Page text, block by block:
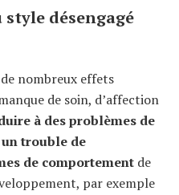
style désengagé
nombreux effets
de soin, d’affection
à des problèmes de
trouble de
de comportement de
par exemple